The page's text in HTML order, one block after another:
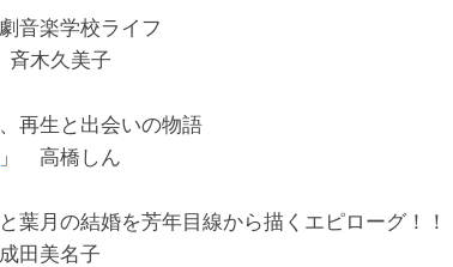
音楽学校ライフ
木久美子
再生と出会いの物語
」 高橋しん
葉月の結婚を芳年目線から描くエピローグ！！
田美名子